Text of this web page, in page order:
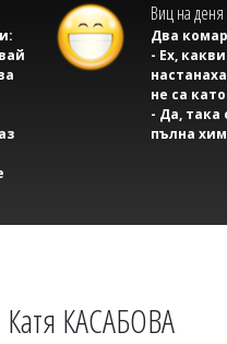
Виц на деня
Два
- Ех,
не са
- Да, така
пълна
Катя КАСАБОВА